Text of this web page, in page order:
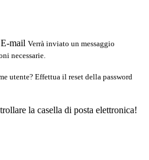
E-mail Verrà inviato un messaggio
necessarie.
utente? Effettua il reset della password
la casella di posta elettronica!